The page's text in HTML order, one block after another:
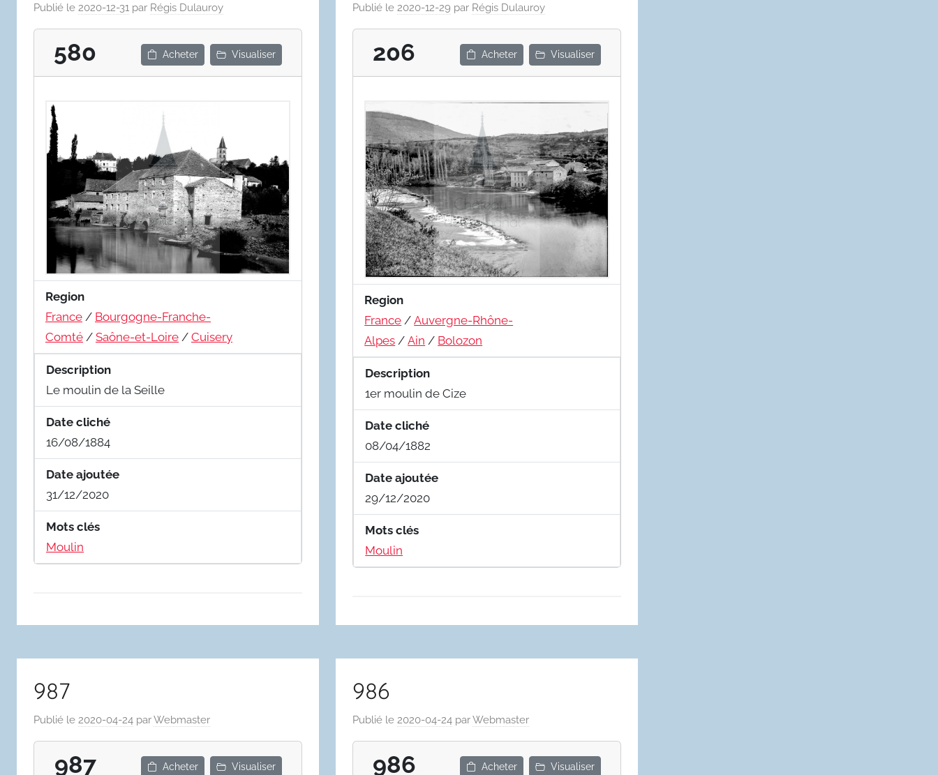
Publié le 2020-12-31 par Régis Dulauroy
580 Acheter Visualiser
Region
France / Bourgogne-Franche-
Comté / Saône-et-Loire / Cuisery
Description
Le moulin de la Seille
Date cliché
16/08/1884
Date ajoutée
31/12/2020
Mots clés
Moulin
Publié le2020-12-29 par Régis Dulauroy
206 Acheter Visualiser
Region
France /Auvergne-Rhône-
Alpes /Ain / Bolozon
Description
1er moulin de Cize
Date cliché
08/04/1882
Date ajoutée
29/12/2020
Mots clés
Moulin
987
Publié le 2020-04-24 parWebmaster
987 Acheter Visualiser
986
Publié le2020-04-24 parWebmaster
986 Acheter Visualiser